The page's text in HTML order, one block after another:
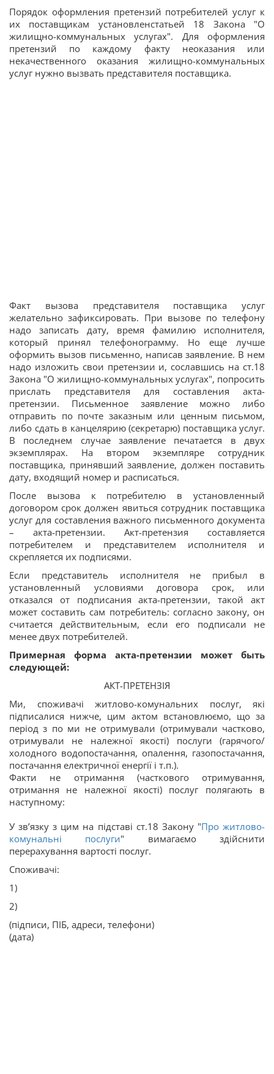
Порядок оформления претензий потребителей услуг к
их поставщикам установленстатьей 18 Закона "О
жилищно-коммунальных услугах". Для оформления
претензий по каждому факту неоказания или
некачественного оказания жилищно-коммунальных
услуг нужно вызвать представителя поставщика.
Факт вызова представителя поставщика услуг
желательно зафиксировать. При вызове по телефону
надо записать дату, время фамилию исполнителя,
который принял телефонограмму. Но еще лучше
оформить вызов письменно, написав заявление. В нем
надо изложить свои претензии и, сославшись на ст.18
Закона "О жилищно-коммунальных услугах", попросить
прислать представителя для составления акта-
претензии. Письменное заявление можно либо
отправить по почте заказным или ценным письмом,
либо сдать в канцелярию (секретарю) поставщика услуг.
В последнем случае заявление печатается в двух
экземплярах. На втором экземпляре сотрудник
поставщика, принявший заявление, должен поставить
дату, входящий номер и расписаться.
После вызова к потребителю в установленный
договором срок должен явиться сотрудник поставщика
услуг для составления важного письменного документа
– акта-претензии. Акт-претензия составляется
потребителем и представителем исполнителя и
скрепляется их подписями.
Если представитель исполнителя не прибыл в
установленный условиями договора срок, или
отказался от подписания акта-претензии, такой акт
может составить сам потребитель: согласно закону, он
считается действительным, если его подписали не
менее двух потребителей.
Примерная форма акта-претензии может быть
следующей:
АКТ-ПРЕТЕНЗІЯ
Ми, споживачі житлово-комунальних послуг, які
підписалися нижче, цим актом встановлюємо, що за
період з по ми не отримували (отримували частково,
отримували не належної якості) послуги (гарячого/
холодного водопостачання, опалення, газопостачання,
постачання електричної енергії і т.п.).
Факти не отримання (часткового отримування,
отримання не належної якості) послуг полягають в
наступному:
У зв’язку з цим на підставі ст.18 Закону "Про житлово-
комунальні послуги" вимагаємо здійснити
перерахування вартості послуг.
Споживачі:
1)
2)
(підписи, ПІБ, адреси, телефони)
(дата)